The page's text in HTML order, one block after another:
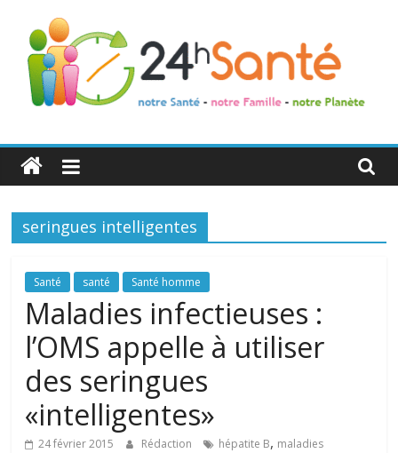
24h
Santé
La
de
toute
famille
seringues intelligentes
Santé santé Santé homme
Maladies infectieuses :
l’OMS appelle à utiliser
des seringues
«intelligentes»
24 février 2015 Rédaction hépatite B, maladies